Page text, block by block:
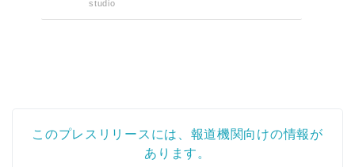
studio
このプレスリリースには、報道機関向けの情報が
あります。